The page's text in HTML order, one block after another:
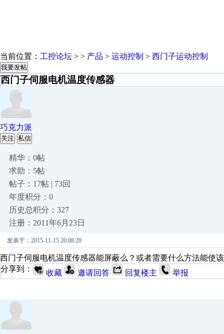
当前位置： 工控论坛 > > 产品 > 运动控制 > 西门子运动控制
我要发帖
西门子伺服电机温度传感器
巧克力派
关注 私信
精华：0帖
求助：5帖
帖子：17帖 | 73回
年度积分：0
历史总积分：327
注册：2011年6月23日
发表于：2015-11-15 20:08:20
西门子伺服电机温度传感器能屏蔽么？或者需要什么方法能使
分享到：
收藏 邀请回答 回复楼主 举报